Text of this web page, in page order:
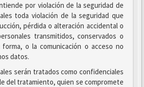
por violación de la seguridad de
toda violación de la seguridad que
pérdida o alteración accidental o
transmitidos, conservados o
o la comunicación o acceso no
datos.
serán tratados como confidenciales
del tratamiento, quien se compromete